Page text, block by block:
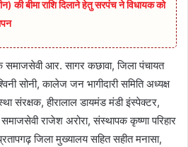
की बीमा राशि दिलाने हेतु सरपंच ने विधायक को
आर. सागर कछावा, जिला पंचायत
सोनी, कालेज जन भागीदारी समिति अध्यक्ष
संरक्षक, हीरालाल डायमंड मंडी इंस्पेक्टर,
राजेश अरोरा, संस्थापक कृष्णा परिहार
जिला मुख्यालय सहित सहीत मनासा,